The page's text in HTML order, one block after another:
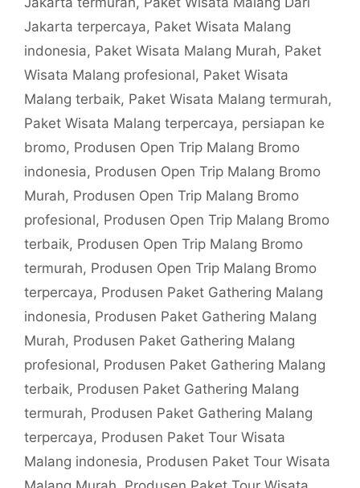
Jakarta terpercaya, Paket Wisata Malang
indonesia, Paket Wisata Malang Murah, Paket
Wisata Malang profesional, Paket Wisata
Malang terbaik, Paket Wisata Malang termurah,
Paket Wisata Malang terpercaya, persiapan ke
bromo, Produsen Open Trip Malang Bromo
indonesia, Produsen Open Trip Malang Bromo
Murah, Produsen Open Trip Malang Bromo
profesional, Produsen Open Trip Malang Bromo
terbaik, Produsen Open Trip Malang Bromo
termurah, Produsen Open Trip Malang Bromo
terpercaya, Produsen Paket Gathering Malang
indonesia, Produsen Paket Gathering Malang
Murah, Produsen Paket Gathering Malang
profesional, Produsen Paket Gathering Malang
terbaik, Produsen Paket Gathering Malang
termurah, Produsen Paket Gathering Malang
terpercaya, Produsen Paket Tour Wisata
Malang indonesia, Produsen Paket Tour Wisata